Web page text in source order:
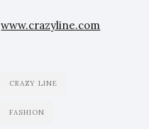
www.crazyline.com
CRAZY LINE
FASHION